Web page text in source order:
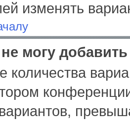
изменять
могу
количества